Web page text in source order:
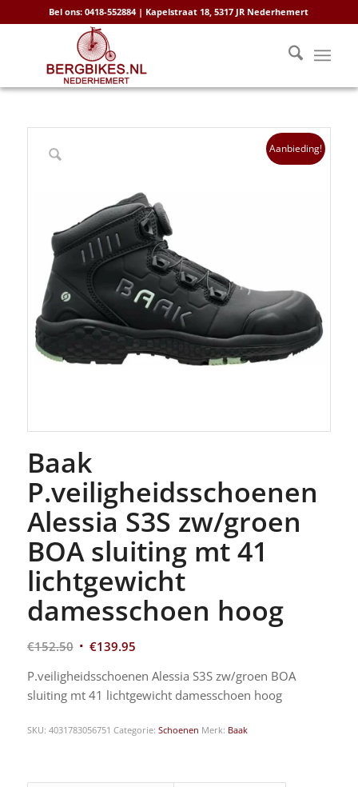
Bel ons: 0418-552884 | Kapelstraat 18, 5317 JR Nederhemert
Aanbieding!
Baak
P.veiligheidsschoenen
Alessia S3S zw/groen
BOA sluiting mt 41
lichtgewicht
damesschoen hoog
€152.50 €139.95
P.veiligheidsschoenen Alessia S3S zw/groen BOA
sluiting mt 41 lichtgewicht damesschoen hoog
SKU: 4031783056751 Categorie: Schoenen Merk: Baak